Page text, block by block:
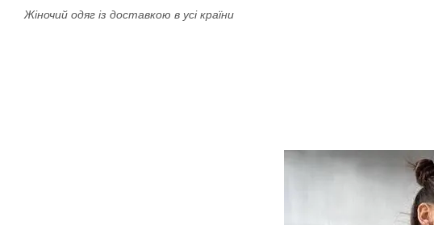
Жіночий одяг із доставкою в усі країни